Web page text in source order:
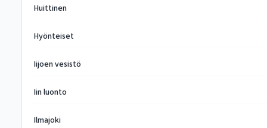
Huittinen
Hyönteiset
Iijoen vesistö
Iin luonto
Ilmajoki